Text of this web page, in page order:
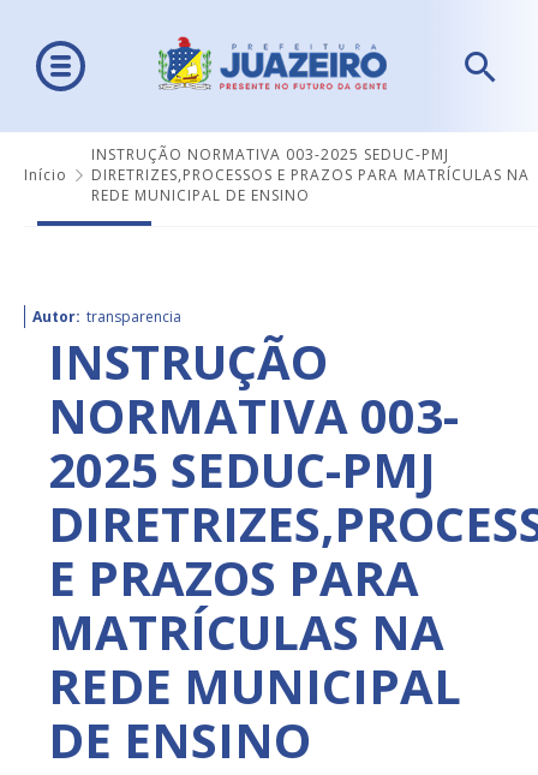
Início
INSTRUÇÃO NORMATIVA 003-2025 SEDUC-PMJ
DIRETRIZES,PROCESSOS E PRAZOS PARA MATRÍCULAS NA
REDE MUNICIPAL DE ENSINO
Autor: transparencia
INSTRUÇÃO
NORMATIVA 003-
2025 SEDUC-PMJ
E PRAZOS PARA
MATRÍCULAS NA
REDE MUNICIPAL
DE ENSINO